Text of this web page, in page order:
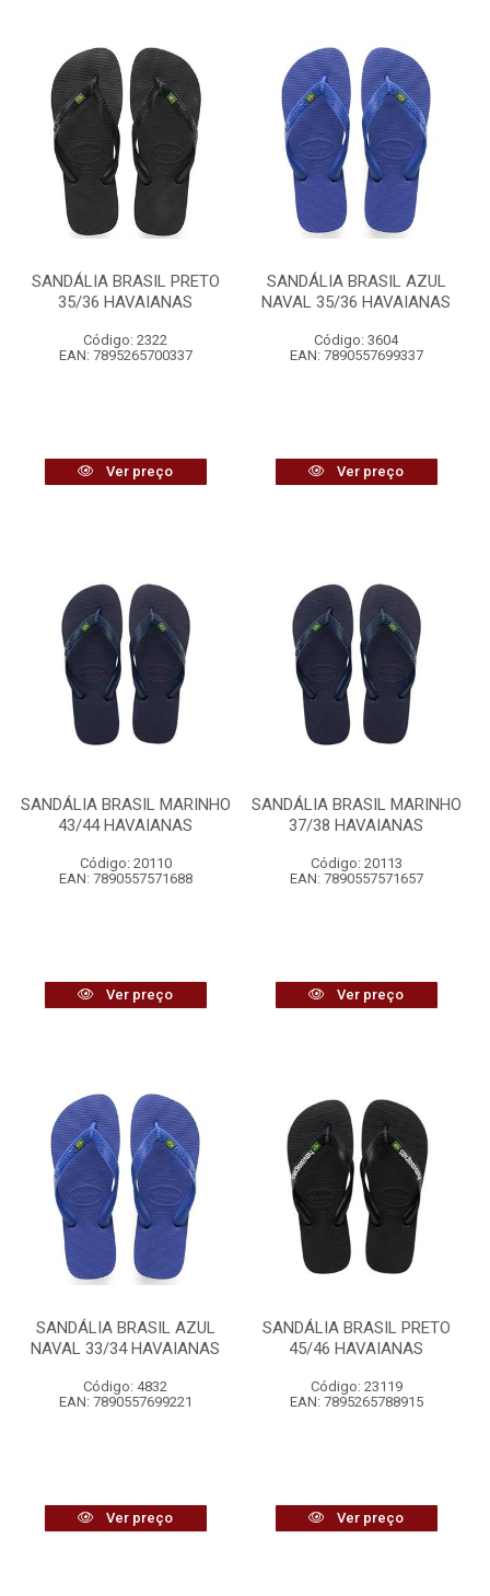
SANDÁLIA BRASIL PRETO
35/36 HAVAIANAS
Código: 2322
EAN: 7895265700337
Ver preço
SANDÁLIA BRASIL AZUL
NAVAL 35/36 HAVAIANAS
Código: 3604
EAN: 7890557699337
Ver preço
SANDÁLIA BRASIL MARINHO
43/44 HAVAIANAS
Código: 20110
EAN: 7890557571688
Ver preço
SANDÁLIA BRASIL MARINHO
37/38 HAVAIANAS
Código: 20113
EAN: 7890557571657
Ver preço
SANDÁLIA BRASIL AZUL
NAVAL 33/34 HAVAIANAS
Código: 4832
EAN: 7890557699221
Ver preço
SANDÁLIA BRASIL PRETO
45/46 HAVAIANAS
Código: 23119
EAN: 7895265788915
Ver preço